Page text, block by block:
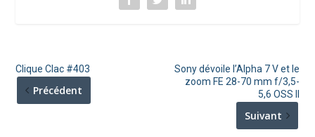
Clique Clac #403
Précédent
Sony dévoile l’Alpha 7 V et le
zoom FE 28-70 mm f/3,5-
5,6 OSS II
Suivant